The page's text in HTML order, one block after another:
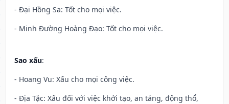
- Đại Hồng Sa: Tốt cho mọi việc.
- Minh Đường Hoàng Đạo: Tốt cho mọi việc.
Sao xấu:
- Hoang Vu: Xấu cho mọi công việc.
- Địa Tặc: Xấu đối với việc khởi tạo, an táng, động thổ,